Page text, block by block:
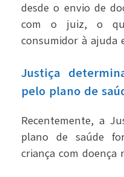
desde o envio de
com o juiz, o
consumidor à ajuda
Justiça
pelo plano de
Recentemente, a
plano de saúde
criança com doença